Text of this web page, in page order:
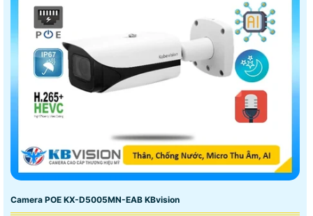
Camera POE KX-D5005MN-EAB KBvision